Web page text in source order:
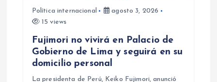
Política internacional
agosto 3, 2026
15 views
Fujimori no vivirá en Palacio de
Gobierno de Lima y seguirá en su
domicilio personal
La presidenta de Perú, Keiko Fujimori, anunció